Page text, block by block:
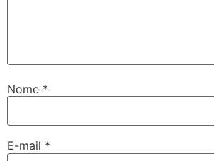
Nome *
E-mail *